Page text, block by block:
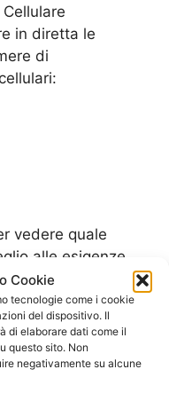
Cookie
tecnologie come i cookie
del dispositivo. Il
di elaborare dati come il
questo sito. Non
negativamente su alcune
in diretta le
di
vedere quale
alle esigenze